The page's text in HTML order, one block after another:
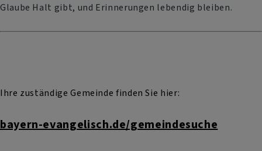
Glaube Halt gibt, und Erinnerungen lebendig bleiben.
Ihre zuständige Gemeinde finden Sie hier:
bayern-evangelisch.de/gemeindesuche